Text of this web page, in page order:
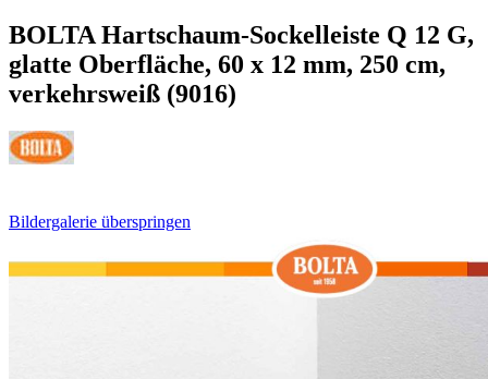
BOLTA Hartschaum-Sockelleiste Q 12 G,
glatte Oberfläche, 60 x 12 mm, 250 cm,
verkehrsweiß (9016)
Bildergalerie überspringen